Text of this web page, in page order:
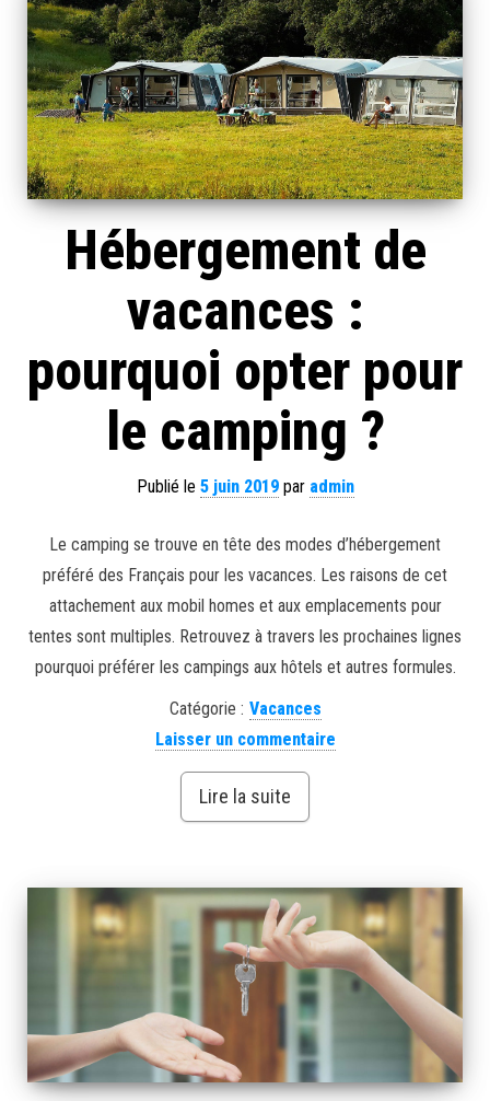
Hébergement de
vacances :
pourquoi opter pour
le camping ?
Publié le 5 juin 2019par admin
Le camping se trouve en tête des modes d’hébergement
préféré des Français pour les vacances. Les raisons de cet
attachement aux mobil homes et aux emplacements pour
tentes sont multiples. Retrouvez à travers les prochaines lignes
pourquoi préférer les campings aux hôtels et autres formules.
Catégorie : Vacances
Laisser un commentaire
Lire la suite